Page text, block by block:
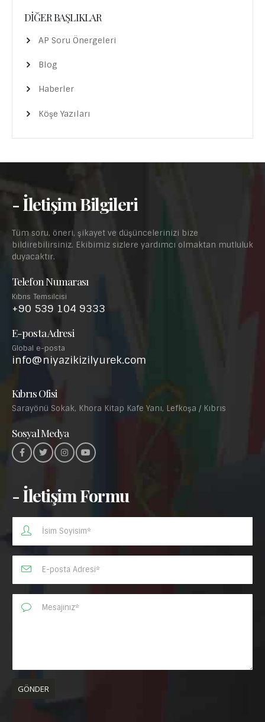
- İletişim Bilgileri
bildirebilirsiniz. Ekibimiz sizlere yardımcı olmaktan mutluluk
duyacaktır.
Kıbrıs Temsilcisi
+90 539 104 9333
Global e-posta
info@niyazikizilyurek.com
Sarayönü Sokak, Khora Kitap Kafe Yanı, Lefkoşa / Kıbrıs
- İletişim Formu